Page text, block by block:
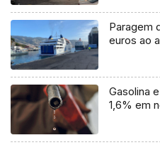
Paragem
euros ao
Gasolina
1,6% em